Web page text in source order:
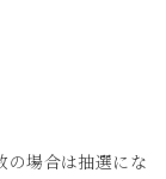
場合は抽選にな